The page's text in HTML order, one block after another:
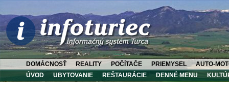
DOMÁCNOSŤ REALITY POČÍTAČE PRIEMYSEL
AUTO-
ÚVOD
UBYTOVANIE REŠTAURÁCIE DENNÉ MENU